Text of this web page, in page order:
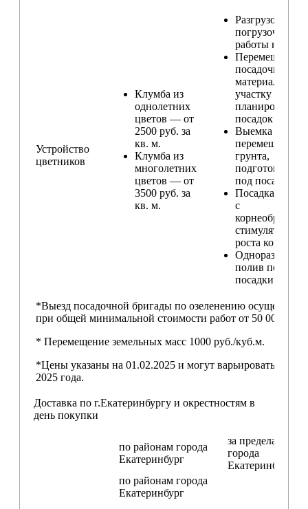
Устройство
цветников
Клумба из
однолетних
цветов — от
2500 руб. за
кв. м.
Клумба из
многолетних
цветов — от
3500 руб. за
кв. м.
Разгрузо-
погрузочные
работы на
Перемещение
посадочного
материала по
участку и
планирование
посадок
Выемка и
перемещение
грунта,
подготовка
под посадку
Посадка
с
стимулятором
роста корней
Одноразовый
полив после
посадки
*Выезд посадочной бригады по озеленению
при общей минимальной стоимости работ от 50 000,00
* Перемещение земельных масс 1000 руб./куб.м.
*Цены указаны на 01.02.2025 и могут варьироваться
2025 года.
Доставка по г.Екатеринбургу и окрестностям в
день покупки
по районам города
Екатеринбург
за пределами
города
Екатеринбург
по районам города
Екатеринбург